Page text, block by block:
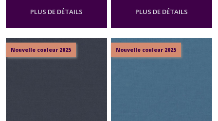
PLUS DE DÉTAILS PLUS DE DÉTAILS
Nouvelle couleur 2025 Nouvelle couleur 2025